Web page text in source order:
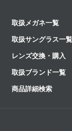
取扱メガネ一覧
取扱サングラス一覧
レンズ交換・購入
取扱ブランド一覧
商品詳細検索